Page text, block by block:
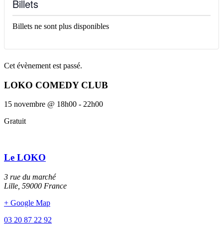
Billets
Billets ne sont plus disponibles
Cet évènement est passé.
LOKO COMEDY CLUB
15 novembre @ 18h00 - 22h00
Gratuit
Le LOKO
3 rue du marché
Lille 59000 France
+ Google Map
03 20 87 22 92